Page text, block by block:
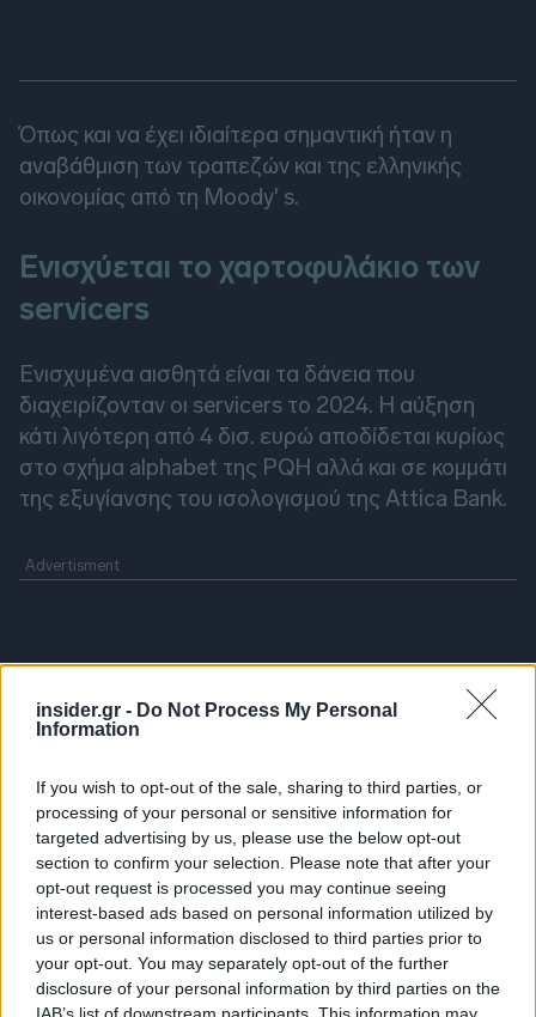
insider.gr - Do Not Process My Personal
Information
If you wish to opt-out of the sale, sharing to third parties, or
processing of your personal or sensitive information for
targeted advertising by us, please use the below opt-out
section to confirm your selection. Please note that after your
opt-out request is processed you may continue seeing
interest-based ads based on personal information utilized by
us or personal information disclosed to third parties prior to
your opt-out. You may separately opt-out of the further
disclosure of your personal information by third parties on the
IAB’s list of downstream participants. This information may
Όπως και να έχει ιδιαίτερα σημαντική ήταν η
αναβάθμιση των τραπεζών και της ελληνικής
οικονομίας από τη Moody' s.
Ενισχύεται το χαρτοφυλάκιο των
servicers
Ενισχυμένα αισθητά είναι τα δάνεια που
διαχειρίζονταν οι servicers το 2024. H αύξηση
κάτι λιγότερη από 4 δισ. ευρώ αποδίδεται κυρίως
στο σχήμα alphabet της PQH αλλά και σε κομμάτι
της εξυγίανσης του ισολογισμού της Attica Bank.